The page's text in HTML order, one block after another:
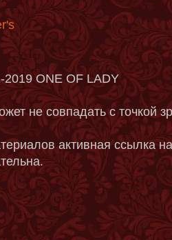
ONE OF LADY
не совпадать с точкой
активная ссылка